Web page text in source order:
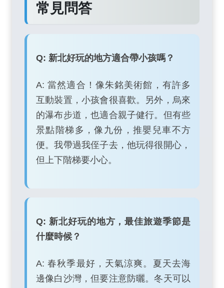
常見問答
Q: 新北好玩的地方適合帶小孩嗎？
A: 當然適合！像朱銘美術館，有許多
互動裝置，小孩會很喜歡。另外，烏來
的瀑布步道，也適合親子健行。但有些
景點階梯多，像九份，推嬰兒車不方
便。我帶過我侄子去，他玩得很開心，
但上下階梯要小心。
Q: 新北好玩的地方，最佳旅遊季節是
什麼時候？
A: 春秋季最好，天氣涼爽。夏天去海
邊像白沙灣，但要注意防曬。冬天可以